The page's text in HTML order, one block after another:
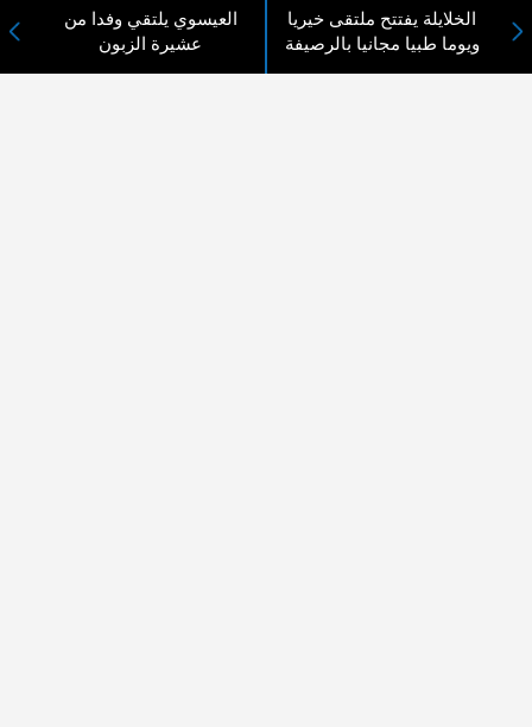
المزيد ...
الخلايلة يفتتح ملتقى خيريا
ويوما طبيا مجانيا بالرصيفة
العيسوي يلتقي وفدا من
عشيرة الزبون